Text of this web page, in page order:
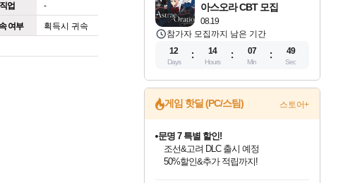
직업 -
여부 획득시 귀속 08.19
아스오라 CBT 모집
참가자 모집까지 남은 기간
12
Days
14
Hours
07
Min
48
Sec
게임 핫딜 (PC/스팀) 스토어+
문명 7 특별 할인!
조선&고려 DLC 출시 예정
50%할인&추가 적립까지!